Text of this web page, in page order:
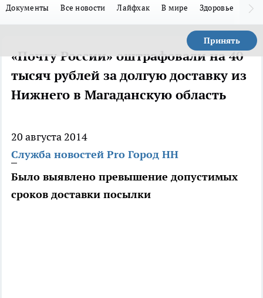
Документы Все новости Лайфхак В мире Здоровье
Принять
«Почту России» оштрафовали на 40
тысяч рублей за долгую доставку из
Нижнего в Магаданскую область
20 августа 2014
Служба новостей Pro Город НН
Было выявлено превышение допустимых
сроков доставки посылки